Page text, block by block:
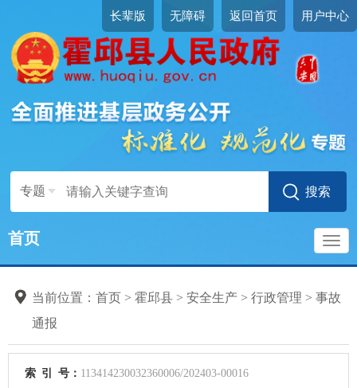
长辈版 无障碍 返回首页 用户中心
专题
首页
当前位置： 首页 > 霍邱县 > 安全生产 > 行政管理 > 事故
通报
索 引 号： 113414230032360006/202403-00016